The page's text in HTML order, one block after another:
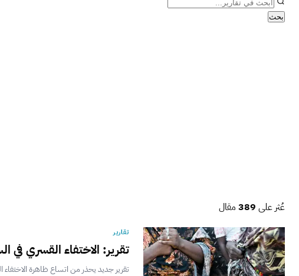
بحث
عُثر على 389 مقال
تقارير
تقرير: الاختفاء القسري
تقرير جديد يحذر من اتساع ظاهرة